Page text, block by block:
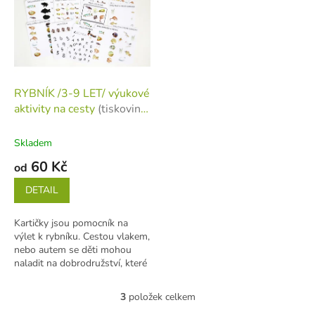
RYBNÍK /3-9 LET/ výukové
aktivity na cesty (tiskovina
Skladem
od 60 Kč
DETAIL
Kartičky jsou pomocník na
výlet k rybníku. Cestou vlakem,
nebo autem se děti mohou
naladit na dobrodružství, které
O
3položek celkem